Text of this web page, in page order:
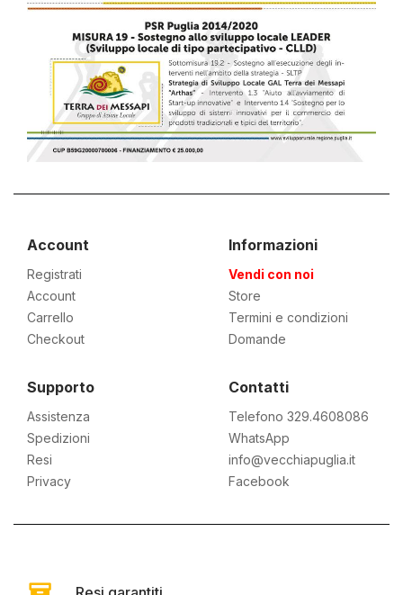
Account
Registrati
Account
Carrello
Checkout
Informazioni
Vendi con noi
Store
Termini e condizioni
Domande
Supporto
Assistenza
Spedizioni
Resi
Privacy
Contatti
Telefono 329.4608086
WhatsApp
info@vecchiapuglia.it
Facebook